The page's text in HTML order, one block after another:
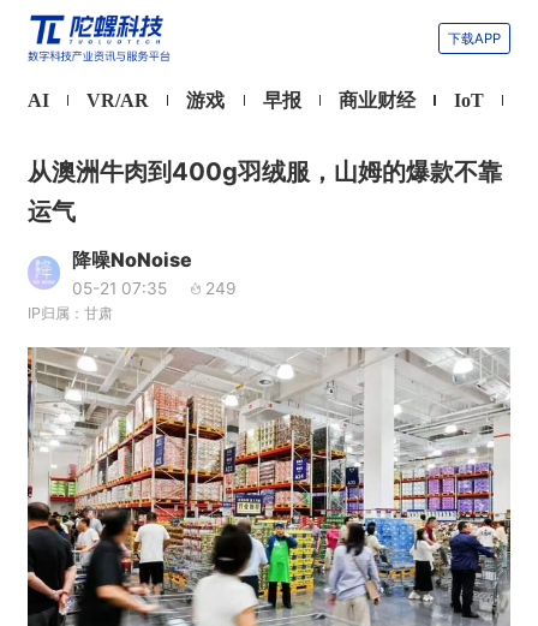
下载APP
AI VR/AR 游戏 早报 商业财经 IoT
从澳洲牛肉到400g羽绒服，山姆的爆款不靠
运气
降噪NoNoise
05-21 07:35 249
IP归属：甘肃